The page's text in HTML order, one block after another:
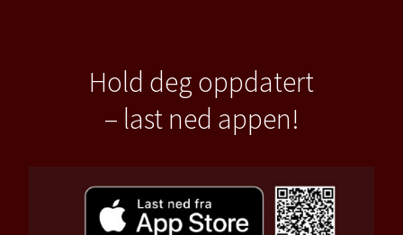
Hold deg oppdatert
– last ned appen!